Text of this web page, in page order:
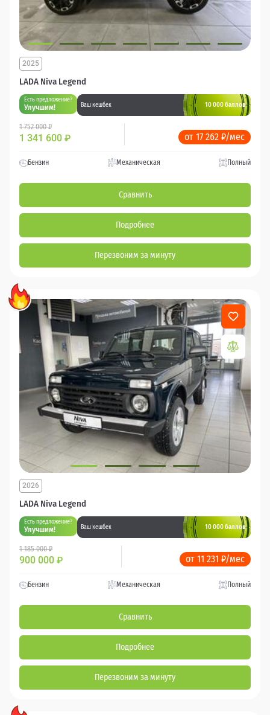
LADA Niva Legend
2025
Есть предложение?
Улучшим! Ваш кешбек 10 000 баллов
1 752 000 ₽
1 341 600 ₽ от 17 262 ₽/мес
Бензин Механическая Полный
Сравнить
Подробнее
Перезвоним за минуту
LADA Niva Legend
2026
Есть предложение?
Улучшим! Ваш кешбек 10 000 баллов
1 185 000 ₽
900 000 ₽ от 11 231 ₽/мес
Бензин Механическая Полный
Сравнить
Подробнее
Перезвоним за минуту